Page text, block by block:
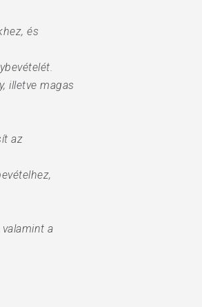
és
illetve magas
az
a